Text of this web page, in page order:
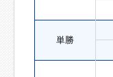
単勝